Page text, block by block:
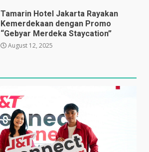
Tamarin Hotel Jakarta Rayakan
Kemerdekaan dengan Promo
“Gebyar Merdeka Staycation”
August 12, 2025